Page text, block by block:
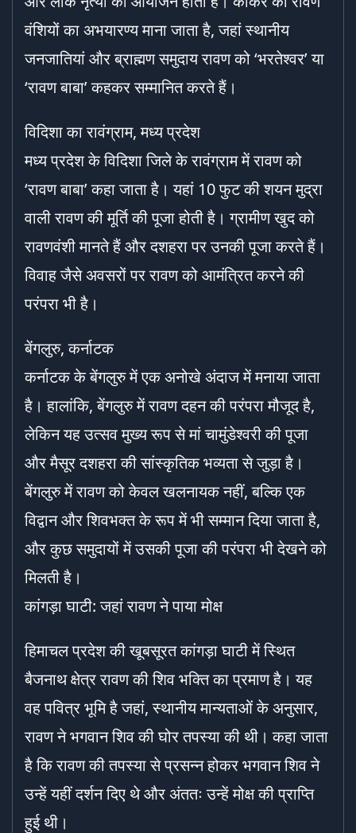
वंशियों का अभयारण्य माना जाता है, जहां स्थानीय
जनजातियां और ब्राह्मण समुदाय रावण को ‘भरतेश्वर’ या
‘रावण बाबा’ कहकर सम्मानित करते हैं।
विदिशा का रावंग्राम, मध्य प्रदेश
मध्य प्रदेश के विदिशा जिले के रावंग्राम में रावण को
‘रावण बाबा’ कहा जाता है। यहां 10 फुट की शयन मुद्रा
वाली रावण की मूर्ति की पूजा होती है। ग्रामीण खुद को
रावणवंशी मानते हैं और दशहरा पर उनकी पूजा करते हैं।
विवाह जैसे अवसरों पर रावण को आमंत्रित करने की
परंपरा भी है।
बेंगलुरु, कर्नाटक
कर्नाटक के बेंगलुरु में एक अनोखे अंदाज में मनाया जाता
है। हालांकि, बेंगलुरु में रावण दहन की परंपरा मौजूद है,
लेकिन यह उत्सव मुख्य रूप से मां चामुंडेश्वरी की पूजा
और मैसूर दशहरा की सांस्कृतिक भव्यता से जुड़ा है।
बेंगलुरु में रावण को केवल खलनायक नहीं, बल्कि एक
विद्वान और शिवभक्त के रूप में भी सम्मान दिया जाता है,
और कुछ समुदायों में उसकी पूजा की परंपरा भी देखने को
मिलती है।
कांगड़ा घाटी: जहां रावण ने पाया मोक्ष
हिमाचल प्रदेश की खूबसूरत कांगड़ा घाटी में स्थित
बैजनाथ क्षेत्र रावण की शिव भक्ति का प्रमाण है। यह
वह पवित्र भूमि है जहां, स्थानीय मान्यताओं के अनुसार,
रावण ने भगवान शिव की घोर तपस्या की थी। कहा जाता
है कि रावण की तपस्या से प्रसन्न होकर भगवान शिव ने
उन्हें यहीं दर्शन दिए थे और अंततः उन्हें मोक्ष की प्राप्ति
हुई थी।